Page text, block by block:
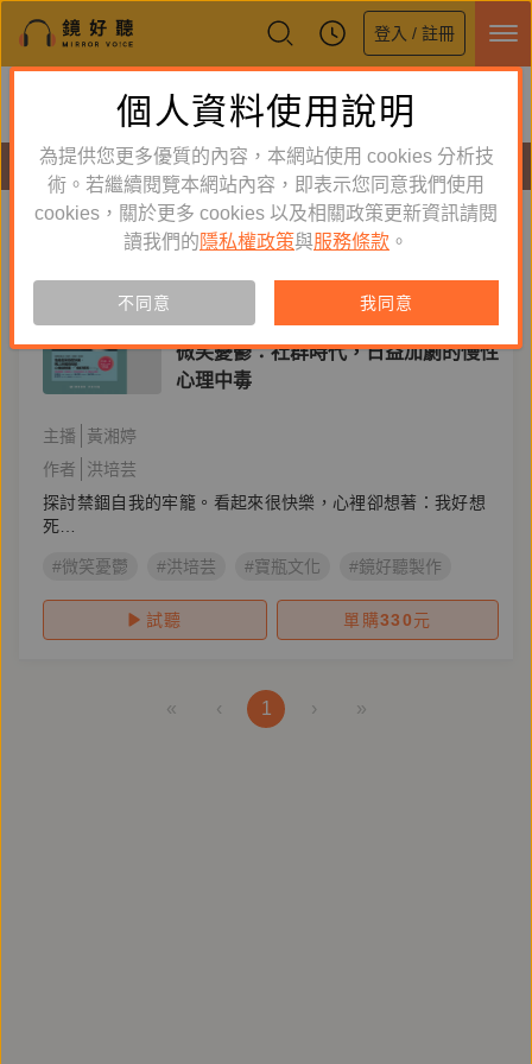
登入 / 註冊
鏡好聽全新APP上線
體驗全面升級，即刻下載
有聲書
微笑憂鬱 新到舊 舊到新
有聲書
微笑憂鬱：社群時代，日益加劇的慢性
心理中毒
主播
黃湘婷
作者
洪培芸
探討禁錮自我的牢籠。看起來很快樂，心裡卻想著：我好想
死…
#微笑憂鬱 #洪培芸 #寶瓶文化 #鏡好聽製作
試聽 單購330元
« ‹ 1 › »
個人資料使用說明
為提供您更多優質的內容，本網站使用 cookies 分析技
術。若繼續閱覽本網站內容，即表示您同意我們使用
cookies，關於更多 cookies 以及相關政策更新資訊請閱
讀我們的 隱私權政策與服務條款 。
不同意 我同意